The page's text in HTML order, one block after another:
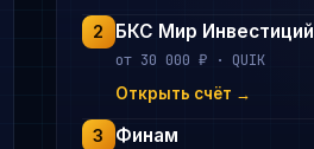
2 БКС Мир Инвестиций
от 30 000 ₽ · QUIK
Открыть счёт →
3 Финам